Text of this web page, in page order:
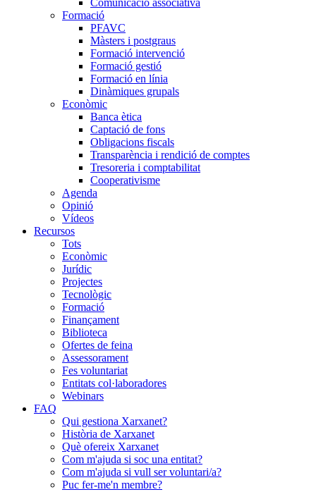
Comunicació associativa
Formació
PFAVC
Màsters i postgraus
Formació intervenció
Formació gestió
Formació en línia
Dinàmiques grupals
Econòmic
Banca ètica
Captació de fons
Obligacions fiscals
Transparència i rendició de comptes
Tresoreria i comptabilitat
Cooperativisme
Agenda
Opinió
Vídeos
Recursos
Tots
Econòmic
Jurídic
Projectes
Tecnològic
Formació
Finançament
Biblioteca
Ofertes de feina
Assessorament
Fes voluntariat
Entitats col·laboradores
Webinars
FAQ
Qui gestiona Xarxanet?
Història de Xarxanet
Què ofereix Xarxanet
Com m'ajuda si soc una entitat?
Com m'ajuda si vull ser voluntari/a?
Puc fer-me'n membre?